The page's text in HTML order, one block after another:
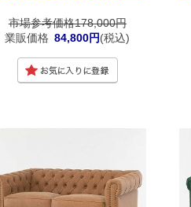
市場参考価格178,000円
業販価格 84,800円(税込)